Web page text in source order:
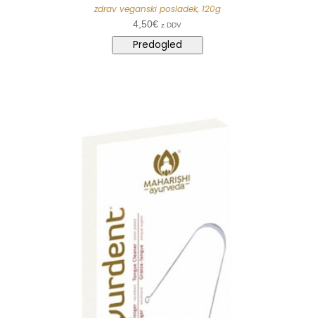
zdrav veganski posladek, 120g
4,50€ z DDV
Predogled